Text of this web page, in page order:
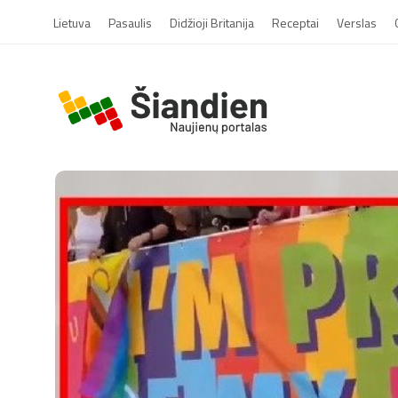
Lietuva Pasaulis Didžioji Britanija Receptai Verslas
S
a
n
d